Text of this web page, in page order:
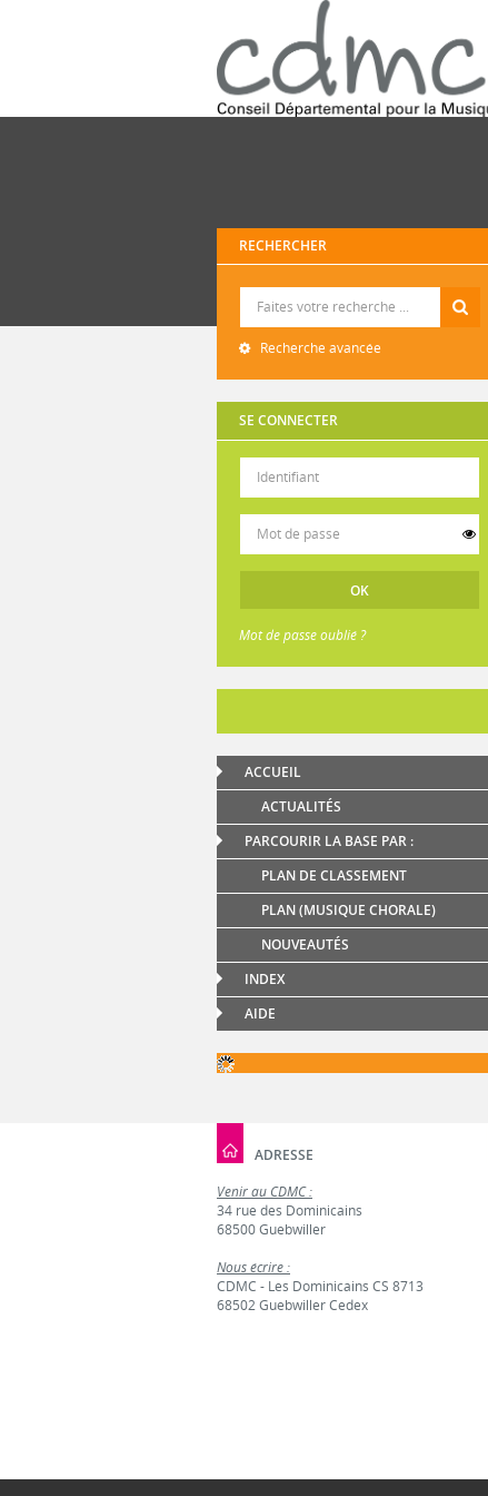
RECHERCHER
Recherche avancée
SE CONNECTER
Mot de passe oublié ?
ACCUEIL
ACTUALITÉS
PARCOURIR LA BASE PAR :
PLAN DE CLASSEMENT
PLAN (MUSIQUE CHORALE)
NOUVEAUTÉS
INDEX
AIDE
ADRESSE
Venir au CDMC :
34 rue des Dominicains
68500 Guebwiller
Nous écrire :
CDMC - Les Dominicains CS 8713
68502 Guebwiller Cedex